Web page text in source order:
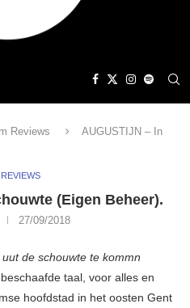
Reviews
AUGUSTIJN – In
REVIEWS
(Eigen Beheer).
27/09/2018
de schouwte te kommn
taal, voor alles en
hoofdstad in het oosten Gent